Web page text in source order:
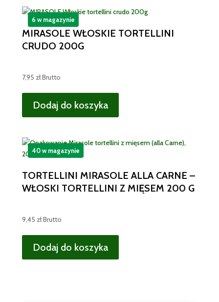
MIRASOLE WŁOSKIE TORTELLINI
CRUDO 200G
7,95 złBrutto
Dodaj do koszyka
6 w magazynie
TORTELLINI MIRASOLE ALLA CARNE –
WŁOSKI TORTELLINI Z MIĘSEM 200 G
9,45 złBrutto
Dodaj do koszyka
40 w magazynie